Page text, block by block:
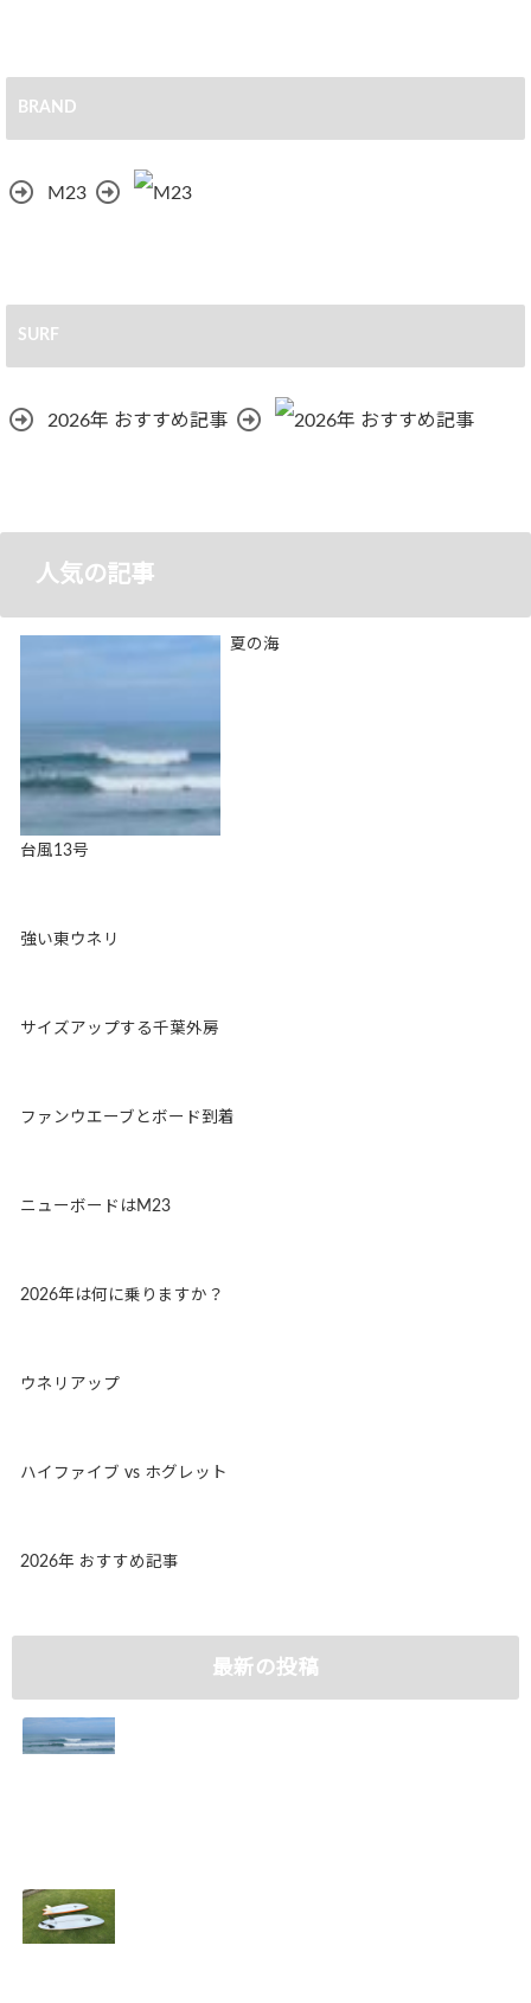
BRAND
M23
SURF
2026年 おすすめ記事
人気の記事
夏の海
台風13号
強い東ウネリ
サイズアップする千葉外房
ファンウエーブとボード到着
ニューボードはM23
2026年は何に乗りますか？
ウネリアップ
ハイファイブ vs ホグレット
2026年 おすすめ記事
最新の投稿